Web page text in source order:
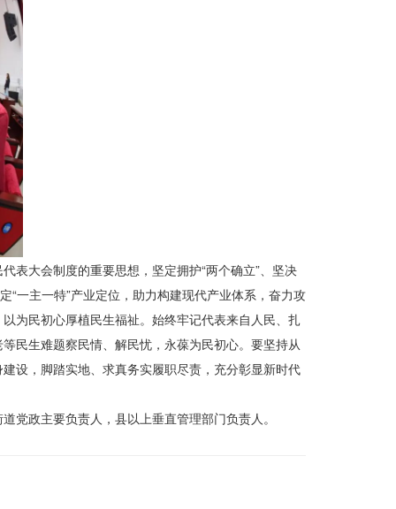
表大会制度的重要思想，坚定拥护“两个确立”、坚决
“一主一特”产业定位，助力构建现代产业体系，奋力攻
为民初心厚植民生福祉。始终牢记代表来自人民、扎
民生难题察民情、解民忧，永葆为民初心。要坚持从
设，脚踏实地、求真务实履职尽责，充分彰显新时代
党政主要负责人，县以上垂直管理部门负责人。